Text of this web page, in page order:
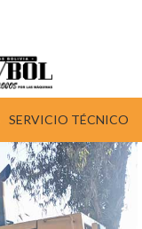
SERVICIO TÉCNICO